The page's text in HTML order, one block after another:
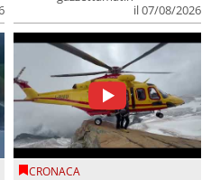
il 07/08/2026
CRONACA